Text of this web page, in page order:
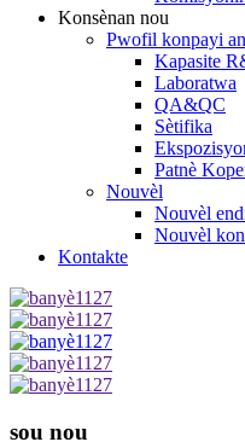
Konsènan nou
Pwofil konpayi an
Kapasite
Laboratwa
QA&QC
Sètifika
Patnè
Nouvèl
Nouvèl
Nouvèl
Kontakte
sou nou